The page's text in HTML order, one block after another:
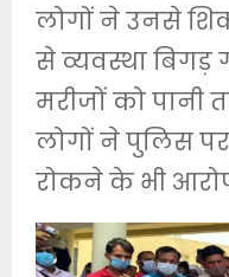
लोगों ने उनसे
से व्यवस्था
मरीजों को पानी
लोगों ने पुलिस
रोकने के भी